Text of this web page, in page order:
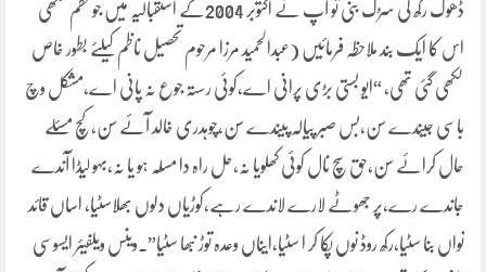
ڈھوک رکھ کی سڑک بنی تو آپ نے اکتوبر 2004کے استقبالیہ میں جو نظم لکھی
اس کا ایک بند ملاحظہ فرمائیں (عبدالحمید مرزا مرحوم تحصیل ناظم کیلئے بطور خاص
لکھی گئی تھی، “ایو بستی بڑی پرانی اے،کوئی رستہ جوع نہ پانی اے،مشکل وچ
باسی جیندے سن،بس صبر پیالہ پیندے سن،چوہدری خالد آئے سن،کچ مسئلے
حال کرائے سن،حق سچ نال کوئی کھلویا نہ،حل راہ دا مسٗلہ ہو یا نہ،بہو لیڈا آندے
جاندے رے،پر جھوٹے لارے لاندے رہے،کوڑیاں دلوں بھلاسٹیا، اساں قائد
نواں بنا سٹیا،رکھ روڈ نوں پکا کر ا سٹیا،ایناں وعدہ توڑ نبھا سٹیا”۔وینس ویلفیئر ایسوسی